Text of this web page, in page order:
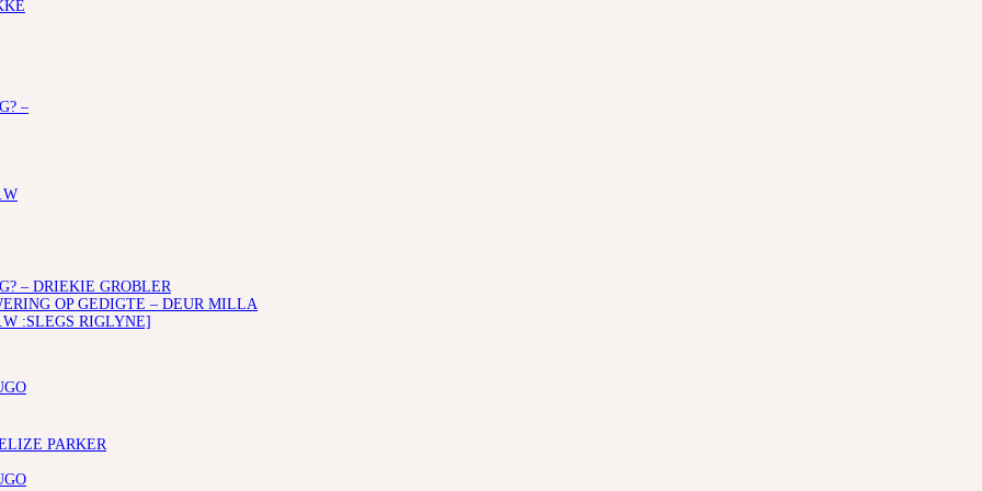
–
– DRIEKIE GROBLER
OP GEDIGTE – DEUR MILLA
:SLEGS RIGLYNE]
PARKER